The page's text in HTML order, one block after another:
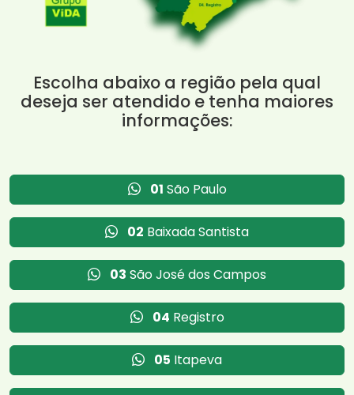
Escolha abaixo a região pela qual
deseja ser atendido e tenha maiores
informações:
01 São Paulo
02 Baixada Santista
03 São José dos Campos
04 Registro
05 Itapeva